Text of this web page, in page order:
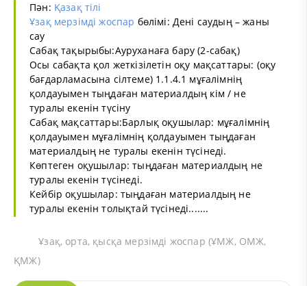
Пән: Қазақ тілі
Ұзақ мерзімді жоспар бөлімі: Дені саудың – жаны
сау
Сабақ тақырыбы:Ауруханаға бару (2-сабақ)
Осы сабақта қол жеткізілетін оқу мақсаттары: (оқу
бағдарламасына сілтеме) 1.1.4.1 мұғалімнің
қолдауымен тыңдаған материалдың кім / не
туралы екенін түсіну
Сабақ мақсаттары:Барлық оқушылар: мұғалімнің
қолдауымен мұғалімнің қолдауымен тыңдаған
материалдың не туралы екенін түсінеді.
Көптеген оқушылар: тыңдаған материалдың не
туралы екенін түсінеді.
Кейбір оқушылар: тыңдаған материалдың не
туралы екенін толықтай түсінеді.......
Ұзақ, орта, қысқа мерзімді жоспар (ҰМЖ, ОМЖ,
ҚМЖ)